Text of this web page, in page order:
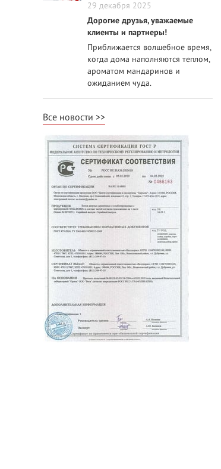
29 декабря 2025
Дорогие друзья, уважаемые
клиенты и партнеры!
Приближается волшебное время,
когда дома наполняются теплом,
ароматом мандаринов и
ожиданием чуда.
Все новости